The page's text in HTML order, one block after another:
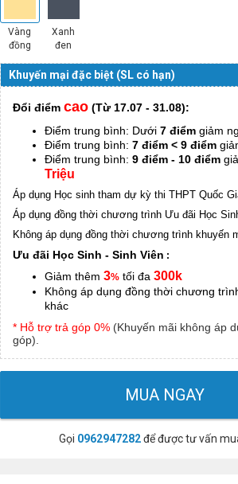
Vàng
đồng
Xanh
đen
Khuyến mại đặc biệt (SL có hạn)
Đổi điểm cao(Từ 17.07 - 31.08):
Điểm trung bình: Dưới 7 điểmgiảm
Điểm trung bình: 7 điểm < 9 điểm
Điểm trung bình: 9 điểm - 10 điểm
Triệu
Áp dụng Học sinh tham dự kỳ thi THPT Quốc
Áp dụng đồng thời chương trình Ưu đãi Học
Không áp dụng đồng thời chương trình khuyến
Ưu đãi Học Sinh - Sinh Viên :
Giảm thêm 3%tối đa 300k
Không áp dụng đồng thời chương
khác
* Hỗ trợ trả góp 0% (Khuyến mãi không áp
góp).
MUA NGAY
Gọi 0962947282để được tư vấn